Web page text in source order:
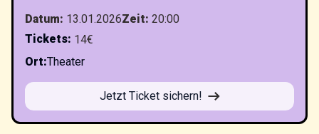
Datum: 13.01.2026Zeit: 20:00
Tickets: 14€
Ort:Theater
Jetzt Ticket sichern!